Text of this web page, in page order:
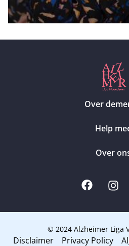
Over
Help
Over
© 2024 Alzheimer Liga
Disclaimer Privacy Policy